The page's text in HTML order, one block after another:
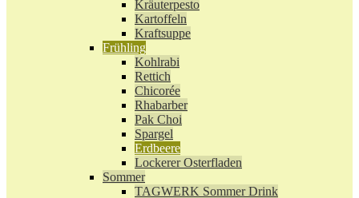
Kräuterpesto
Kartoffeln
Kraftsuppe
Frühling
Kohlrabi
Rettich
Chicorée
Rhabarber
Pak Choi
Spargel
Erdbeere
Lockerer Osterfladen
Sommer
TAGWERK Sommer Drink